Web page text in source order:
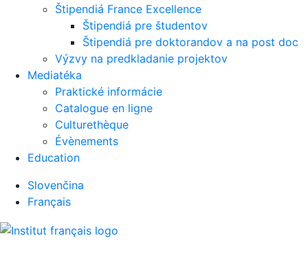
Štipendiá France Excellence
Štipendiá pre študentov
Štipendiá pre doktorandov a na post doc
Výzvy na predkladanie projektov
Mediatéka
Praktické informácie
Catalogue en ligne
Culturethèque
Évènements
Education
Slovenčina
Français